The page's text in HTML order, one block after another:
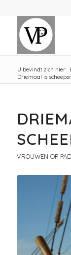
U bevindt zich hier:
Driemaal is
VROUWEN OP PAD